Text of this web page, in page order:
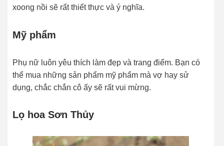
xoong nồi sẽ rất thiết thực và ý nghĩa.
Mỹ phẩm
Phụ nữ luôn yêu thích làm đẹp và trang điểm. Bạn có
thể mua những sản phẩm mỹ phẩm mà vợ hay sử
dụng, chắc chắn cô ấy sẽ rất vui mừng.
Lọ hoa Sơn Thủy